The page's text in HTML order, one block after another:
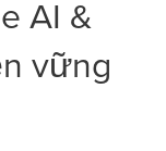
AI &
vững